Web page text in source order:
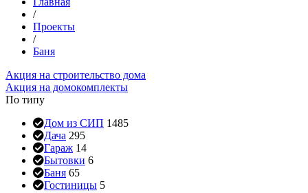
/
Проекты
/
Баня
Акция на строительство дома
Акция на домокомплекты
По типу
Дом из СИП 1485
Дача 295
Гараж 14
Бытовки 6
Баня 65
Гостиницы 5